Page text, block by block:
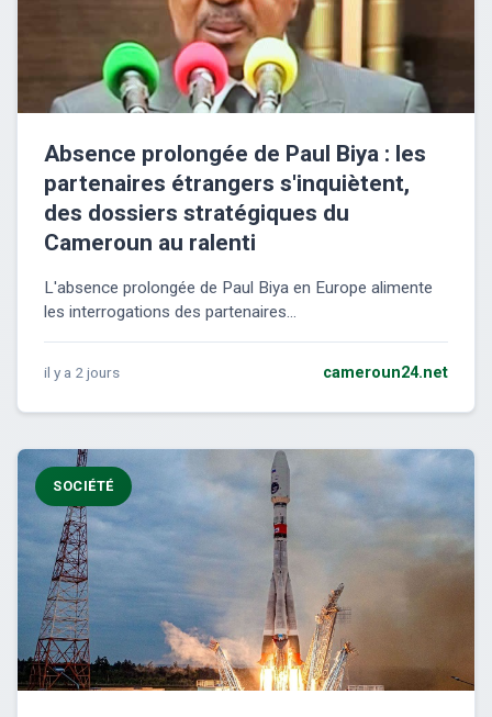
Absence prolongée de Paul Biya : les
partenaires étrangers s'inquiètent,
des dossiers stratégiques du
Cameroun au ralenti
L'absence prolongée de Paul Biya en Europe alimente
les interrogations des partenaires...
il y a 2 jours cameroun24.net
SOCIÉTÉ